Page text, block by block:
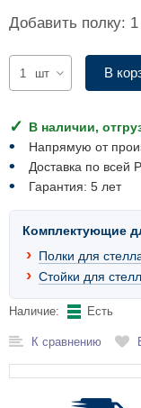
Добавить полку:
шт В
В наличии,
Напрямую от
Доставка по всей
Гарантия: 5 лет
Комплектующие
Полки для
Стойки для
Наличие: Есть
К сравнению